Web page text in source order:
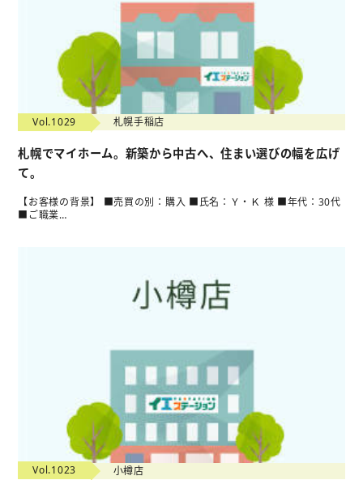
Vol.1029 札幌手稲店
札幌でマイホーム。新築から中古へ、住まい選びの幅を広げ
て。
【お客様の背景】 ■売買の別：購入 ■氏名：Ｙ・Ｋ 様 ■年代：30代
■ご職業…
Vol.1023 小樽店